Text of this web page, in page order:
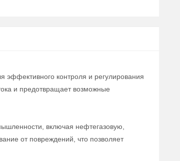
эффективного контроля и регулирования
и предотвращает возможные
включая нефтегазовую,
от повреждений, что позволяет